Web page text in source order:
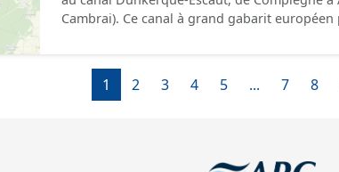
département de l’Oise. Cette ressource contient le périmètre de la déclaration
d'utilité publique (DUP).
Cambrai). Ce canal à grand gabarit européen permettra d'accueillir des bateaux
camions. Cette ressource est disponible
1 2 3 4 5 ... 7 8